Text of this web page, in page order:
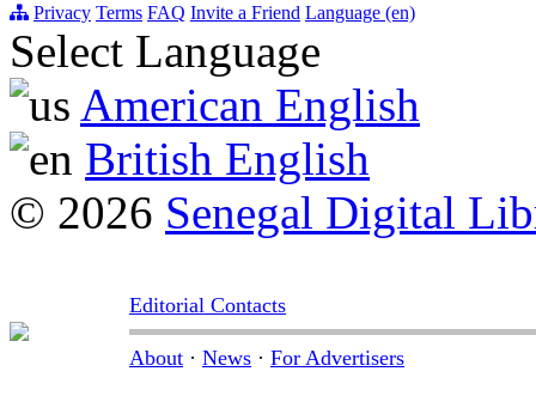
Privacy Terms FAQ Invite a Friend Language (en)
Select Language
American English
British English
© 2026 Senegal Digital
Editorial Contacts
About · News · For Advertisers